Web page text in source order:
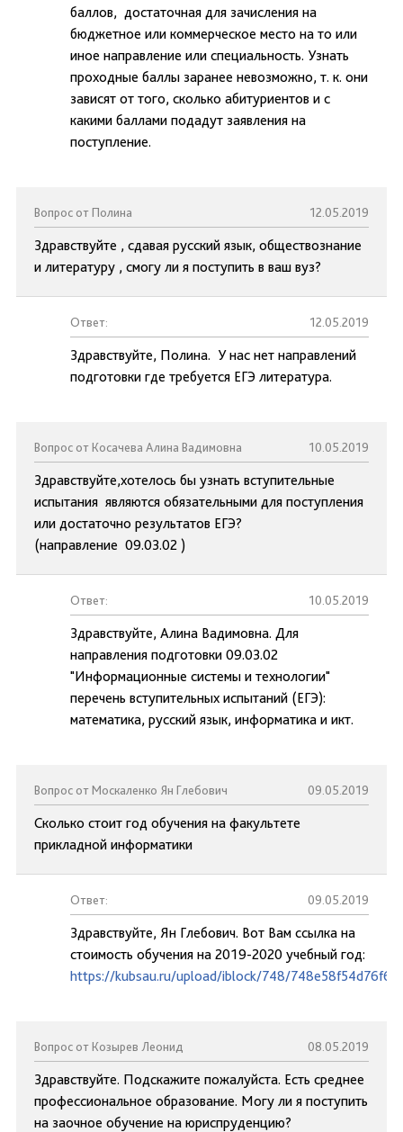
баллов, достаточная для зачисления на
бюджетное или коммерческое место на то или
иное направление или специальность. Узнать
проходные баллы заранее невозможно, т. к. они
зависят от того, сколько абитуриентов и с
какими баллами подадут заявления на
поступление.
Вопрос от Полина 12.05.2019
Здравствуйте , сдавая русский язык, обществознание
и литературу , смогу ли я поступить в ваш вуз?
Ответ: 12.05.2019
Здравствуйте, Полина. У нас нет направлений
подготовки где требуется ЕГЭ литература.
Вопрос от Косачева Алина Вадимовна 10.05.2019
Здравствуйте,хотелось бы узнать вступительные
испытания являются обязательными для поступления
или достаточно результатов ЕГЭ?
(направление 09.03.02 )
Ответ: 10.05.2019
Здравствуйте, Алина Вадимовна. Для
направления подготовки 09.03.02
"Информационные системы и технологии"
перечень вступительных испытаний (ЕГЭ):
математика, русский язык, информатика и икт.
Вопрос от Москаленко Ян Глебович 09.05.2019
Сколько стоит год обучения на факультете
прикладной информатики
Ответ: 09.05.2019
Здравствуйте, Ян Глебович. Вот Вам ссылка на
стоимость обучения на 2019-2020 учебный год:
https://kubsau.ru/upload/iblock/748/
Вопрос от Козырев Леонид 08.05.2019
Здравствуйте. Подскажите пожалуйста. Есть среднее
профессиональное образование. Могу ли я поступить
на заочное обучение на юриспруденцию?